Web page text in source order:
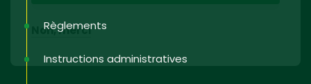
Règlements
Instructions administratives
Non, merci